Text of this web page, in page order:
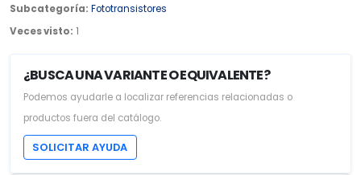
Subcategoría: Fototransistores
Veces visto: 1
¿BUSCA UNA VARIANTE O EQUIVALENTE?
Podemos ayudarle a localizar referencias relacionadas o
productos fuera del catálogo.
SOLICITAR AYUDA